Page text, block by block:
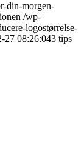
din-morgen-
/wp-
logostørrelse-
27 08:26:043 tips